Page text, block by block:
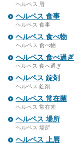
ヘルペス 唇
ヘルペス 食事
ヘルペス 食事
ヘルペス 食べ物
ヘルペス 食べ物
ヘルペス 食べ過ぎ
ヘルペス 食べ過ぎ
ヘルペス 錠剤
ヘルペス 錠剤
ヘルペス 常在菌
ヘルペス 常在菌
ヘルペス 場所
ヘルペス 場所
ヘルペス 上唇